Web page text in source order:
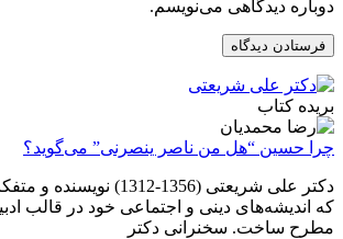
دوباره دیدگاهی می‌نویسم.
بریده کتاب
چرا حسین “هل من ناصر ینصرنی” می‌گوید؟
دکتر علی شریعتی (1356-
که اندیشه‌‌های دینی و اجتماعی خود در قالب
مطرح ساخت. سخنرانی دکتر